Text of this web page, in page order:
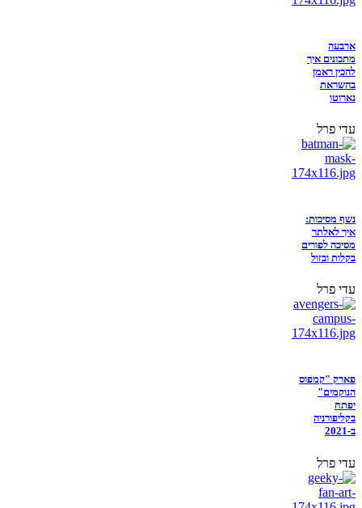
ארבעה
מתכונים איך
להכין ראמן
בהשראת
נארוטו
עדי פרל
נשף מסיכות:
איך לאלתר
מסיכה לפורים
בקלות ובזול
עדי פרל
פארק "קמפוס
הנוקמים"
יפתח
בקליפורניה
ב-2021
עדי פרל